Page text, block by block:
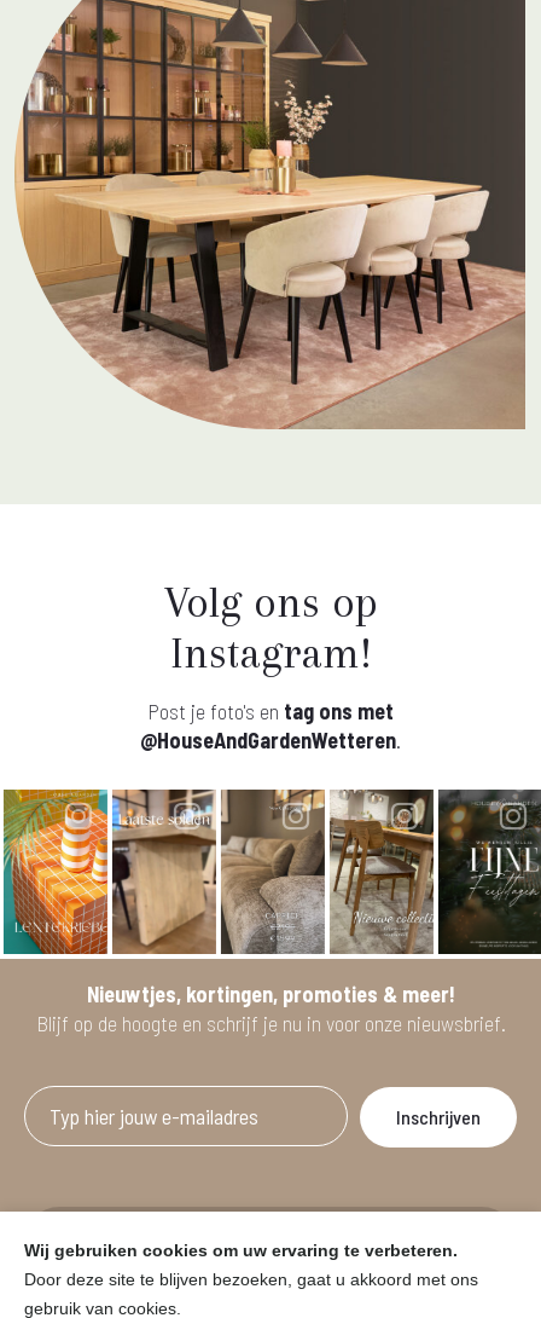
Volg ons op
Instagram!
Post je foto's en tag ons met
@HouseAndGardenWetteren.
Nieuwtjes, kortingen, promoties & meer!
Blijf op de hoogte en schrijf je nu in voor onze nieuwsbrief.
vanaf minimum 2 willekeurige artikelen.
Wij gebruiken cookies om uw ervaring te verbeteren.
Door deze site te blijven bezoeken, gaat u akkoord met ons
gebruik van cookies.